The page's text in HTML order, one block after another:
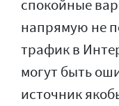
спокойные
напрямую не
трафик в
могут быть
источник